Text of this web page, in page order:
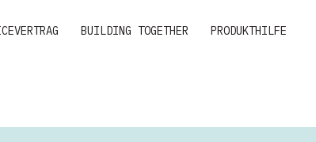
BUILDING TOGETHER PRODUKTHILFE